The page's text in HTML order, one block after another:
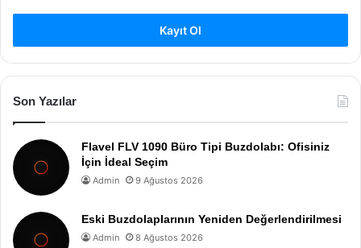
Kayıt Ol
Son Yazılar
Flavel FLV 1090 Büro Tipi Buzdolabı: Ofisiniz
İçin İdeal Seçim
Admin 9 Ağustos 2026
Eski Buzdolaplarının Yeniden Değerlendirilmesi
Admin 8 Ağustos 2026